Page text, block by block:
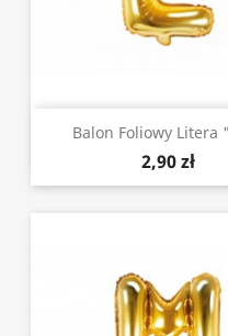
Balon Foliowy Litera
2,90 zł